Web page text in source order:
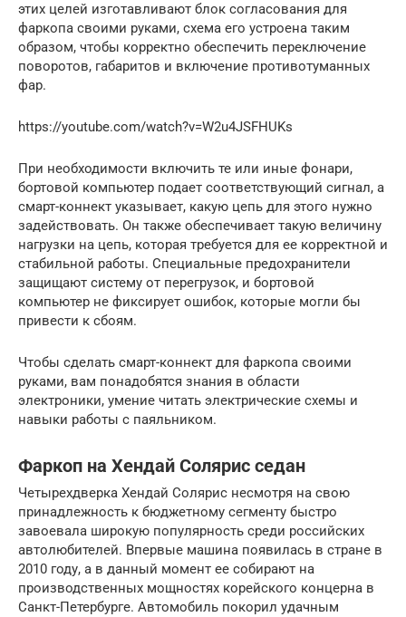
этих целей изготавливают блок согласования для
фаркопа своими руками, схема его устроена таким
образом, чтобы корректно обеспечить переключение
поворотов, габаритов и включение противотуманных
фар.
https://youtube.com/watch?v=W2u4JSFHUKs
При необходимости включить те или иные фонари,
бортовой компьютер подает соответствующий сигнал, а
смарт-коннект указывает, какую цепь для этого нужно
задействовать. Он также обеспечивает такую величину
нагрузки на цепь, которая требуется для ее корректной и
стабильной работы. Специальные предохранители
защищают систему от перегрузок, и бортовой
компьютер не фиксирует ошибок, которые могли бы
привести к сбоям.
Чтобы сделать смарт-коннект для фаркопа своими
руками, вам понадобятся знания в области
электроники, умение читать электрические схемы и
навыки работы с паяльником.
Фаркоп на Хендай Солярис седан
Четырехдверка Хендай Солярис несмотря на свою
принадлежность к бюджетному сегменту быстро
завоевала широкую популярность среди российских
автолюбителей. Впервые машина появилась в стране в
2010 году, а в данный момент ее собирают на
производственных мощностях корейского концерна в
Санкт-Петербурге. Автомобиль покорил удачным